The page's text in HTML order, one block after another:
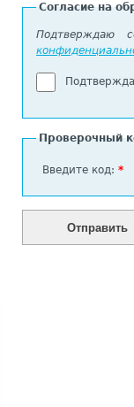
Согласие на
Подтверждаю
Проверочный
Введите код: *